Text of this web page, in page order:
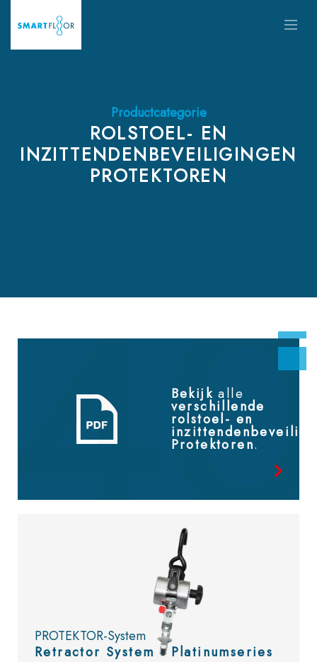
Productcategorie
ROLSTOEL- EN
INZITTENDENBEVEILIGINGEN
PROTEKTOREN
Bekijkalle
verschillende
rolstoel- en
Protektoren.
PROTEKTOR-System
Retractor System - Platinumseries